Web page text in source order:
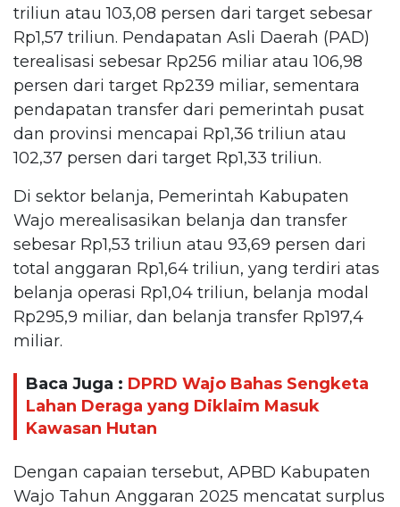
triliun atau 103,08 persen dari target sebesar
Rp1,57 triliun. Pendapatan Asli Daerah (PAD)
terealisasi sebesar Rp256 miliar atau 106,98
persen dari target Rp239 miliar, sementara
pendapatan transfer dari pemerintah pusat
dan provinsi mencapai Rp1,36 triliun atau
102,37 persen dari target Rp1,33 triliun.
Di sektor belanja, Pemerintah Kabupaten
Wajo merealisasikan belanja dan transfer
sebesar Rp1,53 triliun atau 93,69 persen dari
total anggaran Rp1,64 triliun, yang terdiri atas
belanja operasi Rp1,04 triliun, belanja modal
Rp295,9 miliar, dan belanja transfer Rp197,4
miliar.
Baca Juga : DPRD Wajo Bahas Sengketa
Lahan Deraga yang Diklaim Masuk
Kawasan Hutan
Dengan capaian tersebut, APBD Kabupaten
Wajo Tahun Anggaran 2025 mencatat surplus